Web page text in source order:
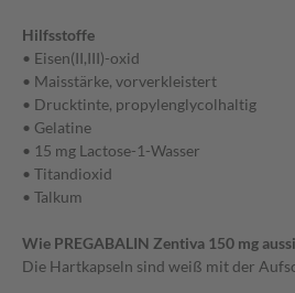
Hilfsstoffe
• Eisen(II,III)-oxid
• Maisstärke, vorverkleistert
• Drucktinte, propylenglycolhaltig
• Gelatine
• 15 mg Lactose-1-Wasser
• Titandioxid
• Talkum
Wie PREGABALIN Zentiva 150 mg
Die Hartkapseln sind weiß mit der